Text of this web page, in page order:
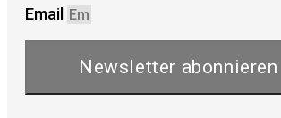
Email
Newsletter abonnieren